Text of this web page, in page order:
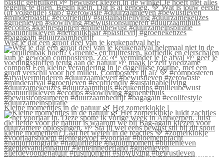
Wist je dat een groot deel van je keukenafval hele
Kleine momentjes in de natuur 🌿 Het zomerklokje l